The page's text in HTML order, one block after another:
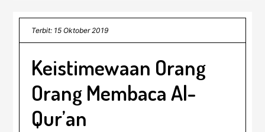
Terbit: 15 Oktober 2019
Keistimewaan Orang
Orang Membaca Al-
Qur’an